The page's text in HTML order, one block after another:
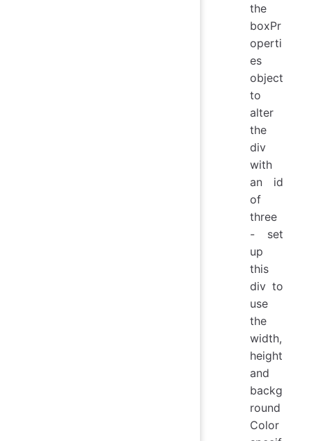
the
boxPr
operti
es
object
to
alter
the
div
with
an id
of
three
- set
up
this
div to
use
the
width,
height
and
backg
round
Color